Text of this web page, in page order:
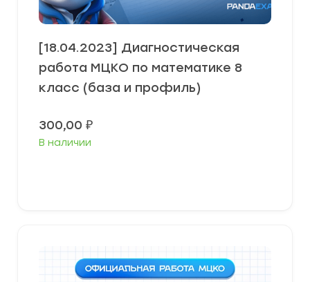
[18.04.2023] Диагностическая
работа МЦКО по математике 8
класс (база и профиль)
300,00 ₽
В наличии